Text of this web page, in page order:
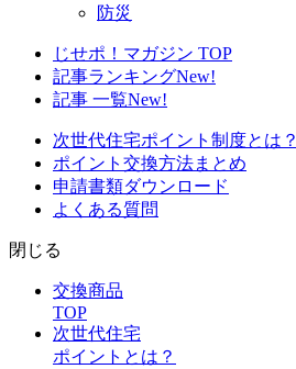
防災
じせポ！マガジン TOP
記事ランキングNew!
記事 一覧New!
次世代住宅ポイント制度とは？
ポイント交換方法まとめ
申請書類ダウンロード
よくある質問
閉じる
交換商品
TOP
次世代住宅
ポイントとは？